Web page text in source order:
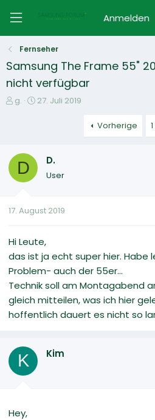
Anmelden
Fernseher
Samsung The Frame 55"
nicht verfügbar
E
e
g.
E
l
l
m
27. Juli 2019
Vorherige 1
D D.
User
17. August 2019
Hi Leute,
das ist ja echt super hier. Habe
Problem- auch der 55er...
Technik soll am Montagabend
gleich mitteilen, was ich hier
hoffentlich dauert es nicht so
K Kim
Hey,